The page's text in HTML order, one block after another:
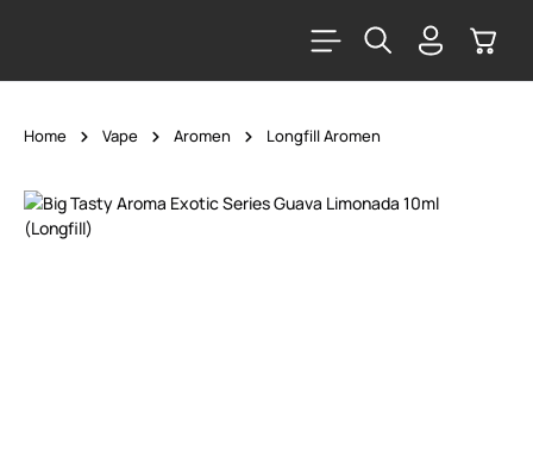
Home Vape Aromen Longfill Aromen
Bildergalerie überspringen